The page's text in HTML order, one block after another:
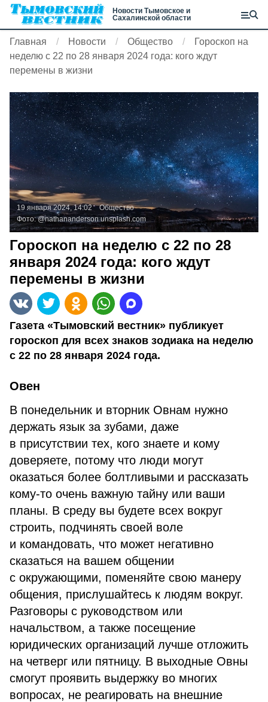
Новости Тымовское и
Сахалинской области
Главная Новости Общество
Гороскоп на
неделю с 22 по 28 января 2024 года: кого ждут
перемены в жизни
19 января 2024, 14:02
Общество
Фото:@nathananderson unsplash.com
Гороскоп на неделю с 22 по 28
января 2024 года: кого ждут
перемены в жизни
Газета «Тымовский вестник» публикует
гороскоп для всех знаков зодиака на неделю
с 22 по 28 января 2024 года.
Овен
В понедельник и вторник Овнам нужно
держать язык за зубами, даже
в присутствии тех, кого знаете и кому
доверяете, потому что люди могут
оказаться более болтливыми и рассказать
кому-то очень важную тайну или ваши
планы. В среду вы будете всех вокруг
строить, подчинять своей воле
и командовать, что может негативно
сказаться на вашем общении
с окружающими, поменяйте свою манеру
общения, прислушайтесь к людям вокруг.
Разговоры с руководством или
начальством, а также посещение
юридических организаций лучше отложить
на четверг или пятницу. В выходные Овны
смогут проявить выдержку во многих
вопросах, не реагировать на внешние